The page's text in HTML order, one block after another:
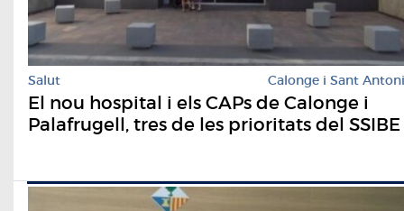
Salut Calonge i Sant Antoni
El nou hospital i els CAPs de Calonge i
Palafrugell, tres de les prioritats del SSIBE